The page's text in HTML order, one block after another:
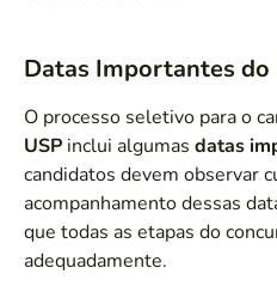
Datas Importantes do
O processo seletivo para o
USP inclui algumas datas
candidatos devem observar
acompanhamento dessas
que todas as etapas do
adequadamente.